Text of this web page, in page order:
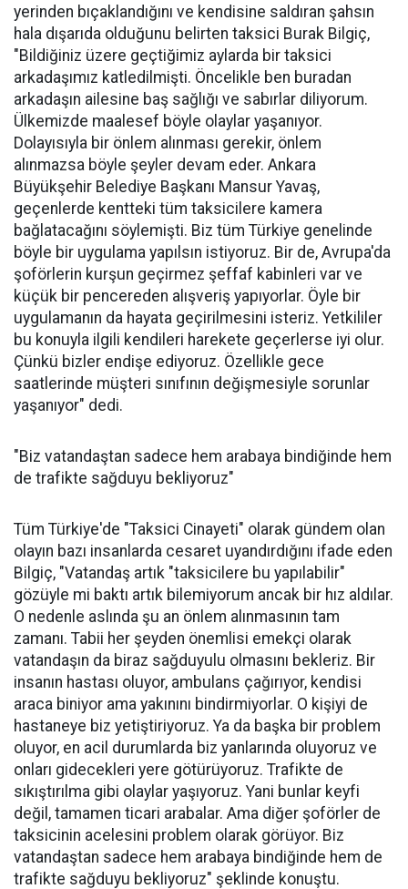
yerinden bıçaklandığını ve kendisine saldıran şahsın
hala dışarıda olduğunu belirten taksici Burak Bilgiç,
"Bildiğiniz üzere geçtiğimiz aylarda bir taksici
arkadaşımız katledilmişti. Öncelikle ben buradan
arkadaşın ailesine baş sağlığı ve sabırlar diliyorum.
Ülkemizde maalesef böyle olaylar yaşanıyor.
Dolayısıyla bir önlem alınması gerekir, önlem
alınmazsa böyle şeyler devam eder. Ankara
Büyükşehir Belediye Başkanı Mansur Yavaş,
geçenlerde kentteki tüm taksicilere kamera
bağlatacağını söylemişti. Biz tüm Türkiye genelinde
böyle bir uygulama yapılsın istiyoruz. Bir de, Avrupa'da
şoförlerin kurşun geçirmez şeffaf kabinleri var ve
küçük bir pencereden alışveriş yapıyorlar. Öyle bir
uygulamanın da hayata geçirilmesini isteriz. Yetkililer
bu konuyla ilgili kendileri harekete geçerlerse iyi olur.
Çünkü bizler endişe ediyoruz. Özellikle gece
saatlerinde müşteri sınıfının değişmesiyle sorunlar
yaşanıyor" dedi.
"Biz vatandaştan sadece hem arabaya bindiğinde hem
de trafikte sağduyu bekliyoruz"
Tüm Türkiye'de "Taksici Cinayeti" olarak gündem olan
olayın bazı insanlarda cesaret uyandırdığını ifade eden
Bilgiç, "Vatandaş artık "taksicilere bu yapılabilir"
gözüyle mi baktı artık bilemiyorum ancak bir hız aldılar.
O nedenle aslında şu an önlem alınmasının tam
zamanı. Tabii her şeyden önemlisi emekçi olarak
vatandaşın da biraz sağduyulu olmasını bekleriz. Bir
insanın hastası oluyor, ambulans çağırıyor, kendisi
araca biniyor ama yakınını bindirmiyorlar. O kişiyi de
hastaneye biz yetiştiriyoruz. Ya da başka bir problem
oluyor, en acil durumlarda biz yanlarında oluyoruz ve
onları gidecekleri yere götürüyoruz. Trafikte de
sıkıştırılma gibi olaylar yaşıyoruz. Yani bunlar keyfi
değil, tamamen ticari arabalar. Ama diğer şoförler de
taksicinin acelesini problem olarak görüyor. Biz
vatandaştan sadece hem arabaya bindiğinde hem de
trafikte sağduyu bekliyoruz" şeklinde konuştu.